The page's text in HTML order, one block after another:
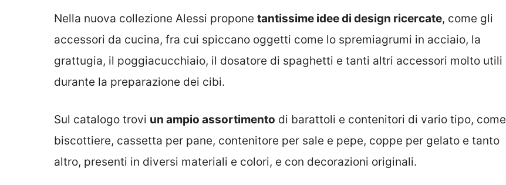
Nella nuova collezione Alessi propone tantissime idee di design ricercate, come gli
accessori da cucina, fra cui spiccano oggetti come lo spremiagrumi in acciaio, la
grattugia, il poggiacucchiaio, il dosatore di spaghetti e tanti altri accessori molto utili
durante la preparazione dei cibi.
Sul catalogo trovi un ampio assortimento di barattoli e contenitori di vario tipo, come
biscottiere, cassetta per pane, contenitore per sale e pepe, coppe per gelato e tanto
altro, presenti in diversi materiali e colori, e con decorazioni originali.